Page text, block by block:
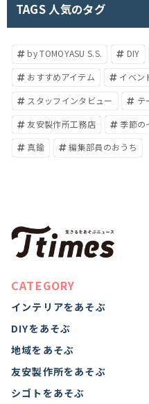
TAGS 人気のタグ
by TOMOYASU S.S. DIY
おすすめアイテム
イベン
スタッフインタビュー
テ
友安製作所工務店
季節の
真鍮
編集部員のおうち
CATEGORY
インテリアをあそぶ
DIYをあそぶ
地域をあそぶ
友安製作所をあそぶ
シゴトをあそぶ